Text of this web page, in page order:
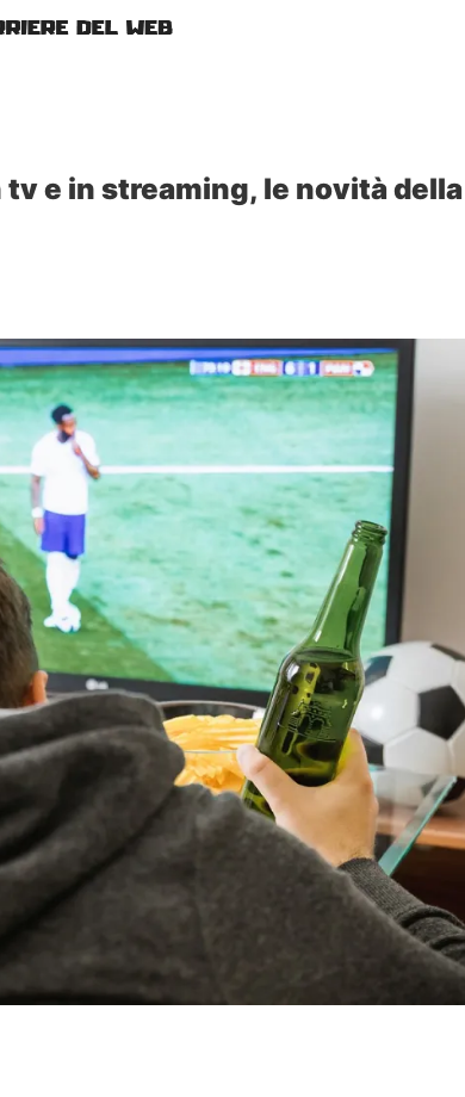
e in streaming, le novità della